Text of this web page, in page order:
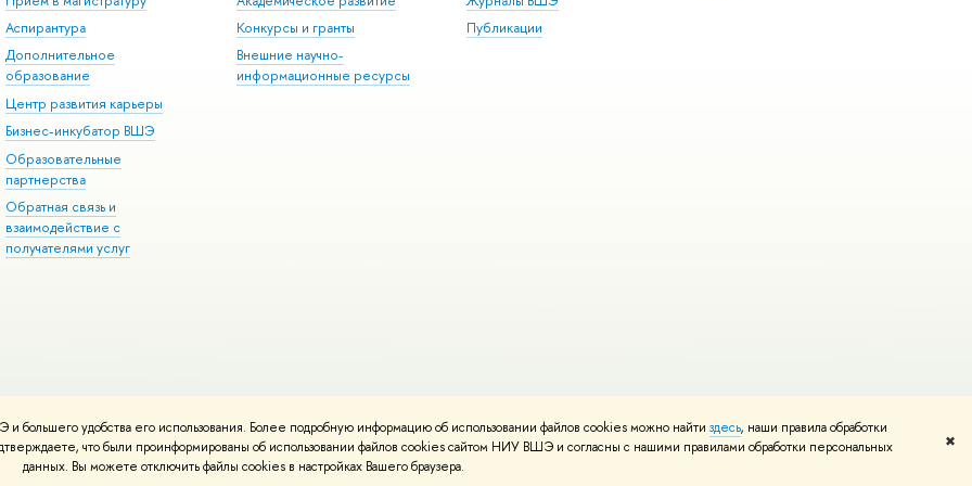
удобства его использования. Более подробную информацию об использовании файлов cookies можно найти здесь, наши правила обработки
что были проинформированы об использовании файлов cookies сайтом НИУ ВШЭ и согласны с нашими правилами обработки персональных
данных. Вы можете отключить файлы cookies в настройках Вашего браузера.
✖
Аспирантура
Дополнительное
образование
Центр развития карьеры
Бизнес-инкубатор ВШЭ
Образовательные
партнерства
Обратная связь и
взаимодействие с
получателями услуг
Конкурсы и гранты
Внешние научно-
информационные ресурсы
Публикации
Редактору
Условия использования материалов Политика конфиденциальности Карта сайта
вШколе дизайна НИУ ВШЭ